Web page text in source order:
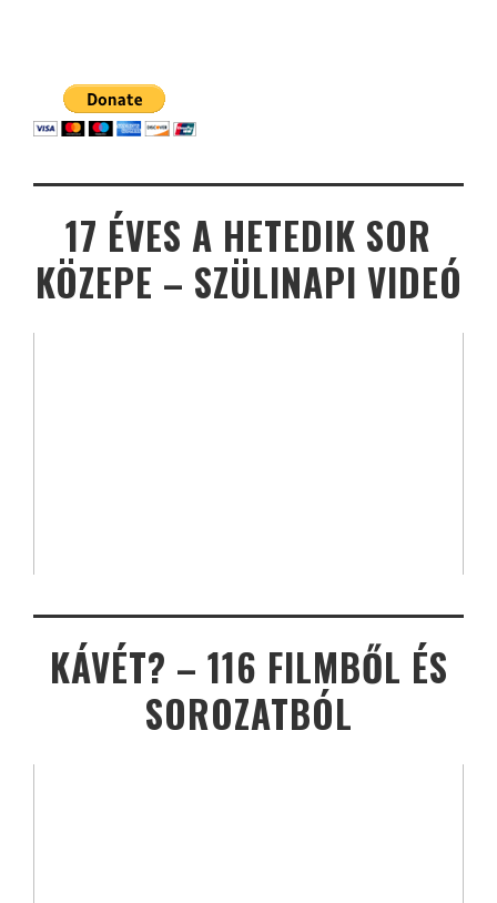
17 ÉVES A HETEDIK SOR
KÖZEPE – SZÜLINAPI VIDEÓ
KÁVÉT? – 116 FILMBŐL ÉS
SOROZATBÓL